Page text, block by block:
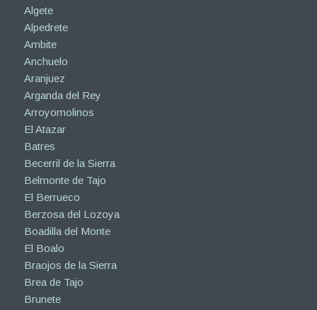
Algete
Alpedrete
Ambite
Anchuelo
Aranjuez
Arganda del Rey
Arroyomolinos
El Atazar
Batres
Becerril de la Sierra
Belmonte de Tajo
El Berrueco
Berzosa del Lozoya
Boadilla del Monte
El Boalo
Braojos de la Sierra
Brea de Tajo
Brunete